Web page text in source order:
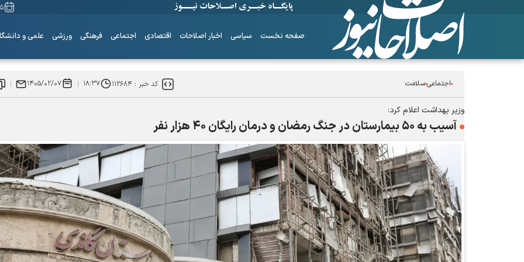
۱۵
صفحه نخست سیاسی اخبار اصلاحات اقتصادی اجتماعی فرهنگی ورزشی علمی و
اجتماعیسلامت کد خبر :۱۱۲۶۸۴ ۱۸:۳۷ ۱۴۰۵/۰۲/۰۷
وزیر بهداشت اعلام کرد:
آسیب به ۵۰ بیمارستان در جنگ رمضان و درمان رایگان ۴۰ هزار نفر
ساز‌های همیشه ناکوک!